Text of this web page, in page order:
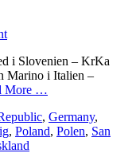
i Slovenien – KrKa
Marino i Italien –
More …
, Germany,
, Poland, Polen, San